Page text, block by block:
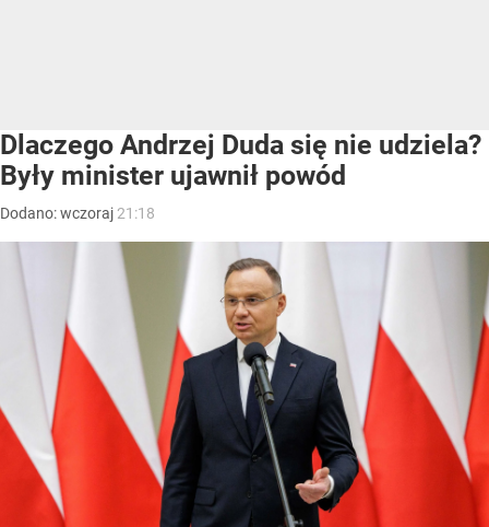
Dlaczego Andrzej Duda się nie udziela?
Były minister ujawnił powód
Dodano:wczoraj 21:18